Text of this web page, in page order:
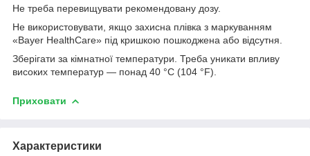
Не треба перевищувати рекомендовану дозу.
Не використовувати, якщо захисна плівка з маркуванням
«Bayer HealthCare» під кришкою пошкоджена або відсутня.
Зберігати за кімнатної температури. Треба уникати впливу
високих температур — понад 40 °C (104 °F).
Приховати
Характеристики